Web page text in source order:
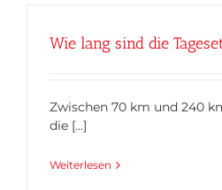
Wie lang sind die
Zwischen 70 km und 240
die [...]
Weiterlesen